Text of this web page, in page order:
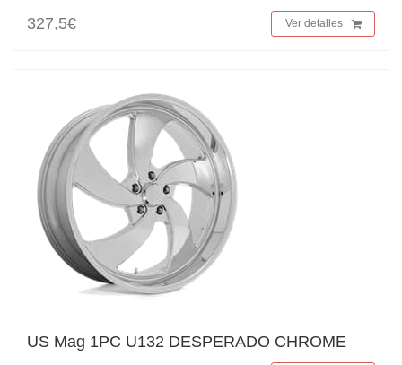
327,5€
Ver detalles
US Mag 1PC U132 DESPERADO CHROME